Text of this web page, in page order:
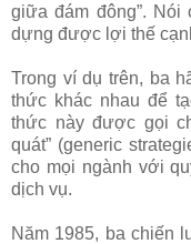
giữa đám đông”. Nói
dựng được lợi thế
Trong ví dụ trên, ba
thức khác nhau để
thức này được gọi
quát” (generic
cho mọi ngành với
dịch vụ.
Năm 1985, ba chiến